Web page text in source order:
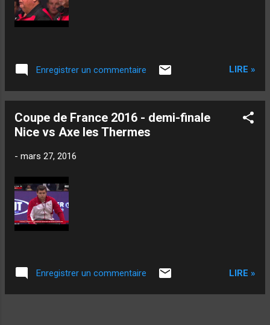
Enregistrer un commentaire LIRE »
Coupe de France 2016 - demi-finale
Nice vs Axe les Thermes
- mars 27, 2016
Enregistrer un commentaire LIRE »